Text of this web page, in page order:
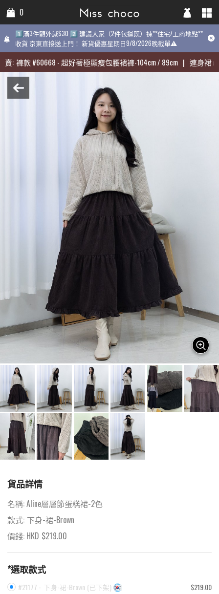
0
1️⃣滿3件額外減$30 2️⃣ 建議大家（2件包運既）揀**住宅/工商地點**
收貨 京東直接送上門！ 新貨優惠星期日9/8/2026晚截單⚠️
: 褲款#60668- 超好著極顯瘦包腰裙褲-104cm / 89cm | 連身裙#
0
1️⃣滿3件額外減$30 2️⃣ 建議大家（2件包運既）揀**住宅/工商地點**
收貨 京東直接送上門！ 新貨優惠星期日9/8/2026晚截單⚠️
: 褲款#60668- 超好著極顯瘦包腰裙褲-104cm / 89cm | 連身裙#
1️⃣滿3件額外減$30 2️⃣ 建議大家（2件包運既）揀**住宅/工商地點**
9/8/2026晚截單⚠️
期最熱賣: 褲款# 60668-超好著極顯瘦包腰裙褲-104cm / 89cm |
貨品詳情
名稱:Aline層層節蛋糕裙-2色
款式: 下身-裙-Brown
價錢: HKD $219.00
*選取款式
#21177 - 下身-裙-Brown (已下架)
$219.00